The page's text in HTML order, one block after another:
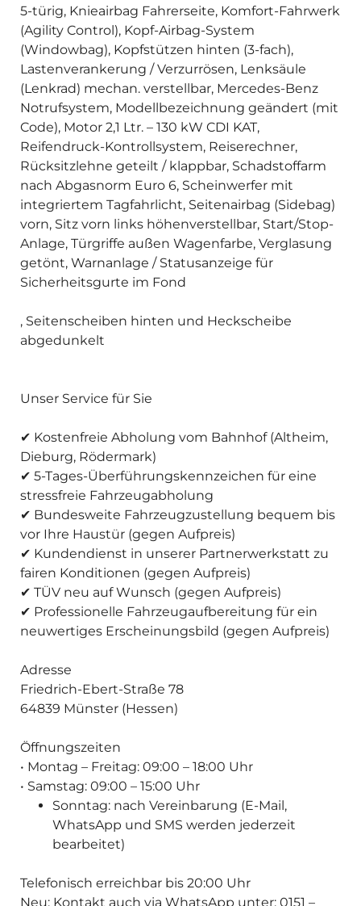
5-türig, Knieairbag Fahrerseite, Komfort-Fahrwerk
(Agility Control), Kopf-Airbag-System
(Windowbag), Kopfstützen hinten (3-fach),
Lastenverankerung / Verzurrösen, Lenksäule
(Lenkrad) mechan. verstellbar, Mercedes-Benz
Notrufsystem, Modellbezeichnung geändert (mit
Code), Motor 2,1 Ltr. – 130 kW CDI KAT,
Reifendruck-Kontrollsystem, Reiserechner,
Rücksitzlehne geteilt / klappbar, Schadstoffarm
nach Abgasnorm Euro 6, Scheinwerfer mit
integriertem Tagfahrlicht, Seitenairbag (Sidebag)
vorn, Sitz vorn links höhenverstellbar, Start/Stop-
Anlage, Türgriffe außen Wagenfarbe, Verglasung
getönt, Warnanlage / Statusanzeige für
Sicherheitsgurte im Fond
, Seitenscheiben hinten und Heckscheibe
abgedunkelt
Unser Service für Sie
✔ Kostenfreie Abholung vom Bahnhof (Altheim,
Dieburg, Rödermark)
✔ 5-Tages-Überführungskennzeichen für eine
stressfreie Fahrzeugabholung
✔ Bundesweite Fahrzeugzustellung bequem bis
vor Ihre Haustür (gegen Aufpreis)
✔ Kundendienst in unserer Partnerwerkstatt zu
fairen Konditionen (gegen Aufpreis)
✔ TÜV neu auf Wunsch (gegen Aufpreis)
✔ Professionelle Fahrzeugaufbereitung für ein
neuwertiges Erscheinungsbild (gegen Aufpreis)
Adresse
Friedrich-Ebert-Straße 78
64839 Münster (Hessen)
Öffnungszeiten
• Montag – Freitag: 09:00 – 18:00 Uhr
• Samstag: 09:00 – 15:00 Uhr
Sonntag: nach Vereinbarung (E-Mail,
WhatsApp und SMS werden jederzeit
bearbeitet)
Telefonisch erreichbar bis 20:00 Uhr
Neu: Kontakt auch via WhatsApp unter: 0151 –